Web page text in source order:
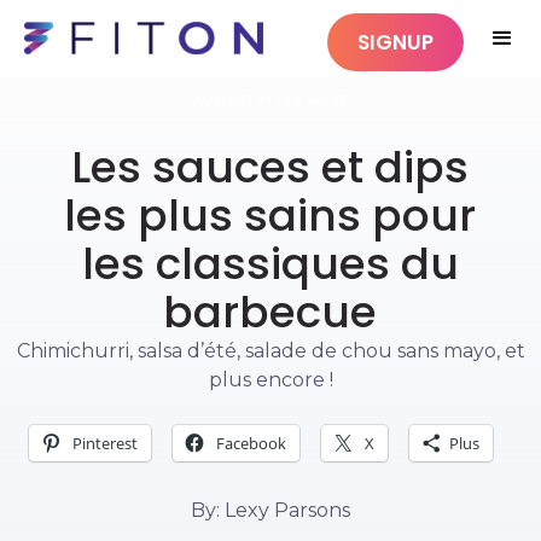
SIGNUP
Les sauces et dips
les plus sains pour
les classiques du
barbecue
Chimichurri, salsa d’été, salade de chou sans mayo, et
plus encore !
Pinterest Facebook X Plus
By: Lexy Parsons